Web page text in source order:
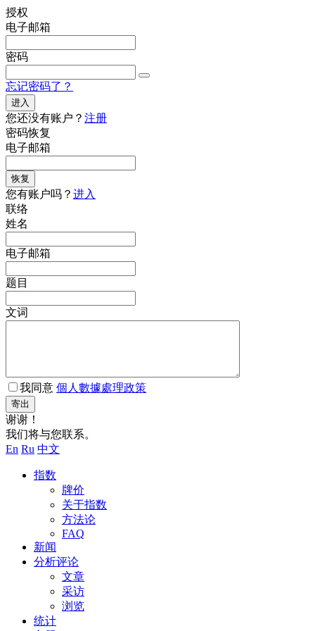
授权
电子邮箱
密码
忘记密码了？
进入
您还没有账户？ 注册
密码恢复
电子邮箱
恢复
您有账户吗？ 进入
联络
姓名
电子邮箱
题目
文词
我同意 個人數據處理政策
寄出
谢谢！
我们将与您联系。
En Ru 中文
指数
牌价
关于指数
方法论
FAQ
新闻
分析评论
文章
采访
浏览
统计